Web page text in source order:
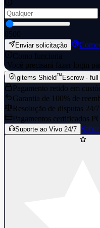
0500
Enviar solicitação
Como funciona
·Você precisará fazer login
igitems Shield™ Escrow ·
Pagamento retido em
Garantia de 100% de
Resolução de disputas 24/7
Pagamentos certificados
Suporte ao Vivo 24/7